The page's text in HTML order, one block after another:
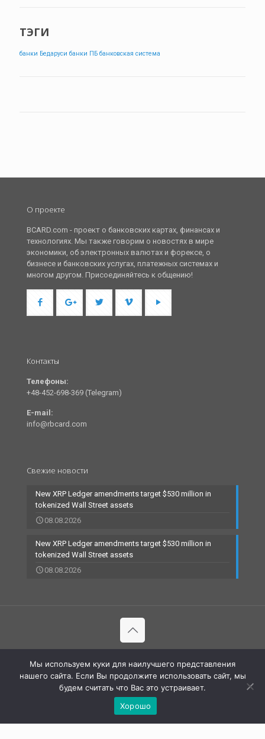
ТЭГИ
банки Бедаруси банки ПБ банковская система
О проекте
BCARD.com - проект о банковских картах, финансах и
технологиях. Мы также говорим о новостях в мире
экономики, об электронных валютах и форексе, о
бизнесе и банковских услугах, платежных системах и
многом другом. Присоединяйтесь к общению!
Контакты
Телефоны:
+48-452-698-369 (Telegram)
E-mail:
info@rbcard.com
Свежие новости
New XRP Ledger amendments target $530 million in
tokenized Wall Street assets
08.08.2026
New XRP Ledger amendments target $530 million in
tokenized Wall Street assets
08.08.2026
технологии | All Rights Reserved |
Мы используем куки для наилучшего представления
нашего сайта. Если Вы продолжите использовать сайт, мы
будем считать что Вас это устраивает.
Хорошо